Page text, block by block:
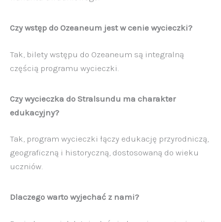
Czy wstęp do Ozeaneum jest w cenie wycieczki?
Tak, bilety wstępu do Ozeaneum są integralną
częścią programu wycieczki.
Czy wycieczka do Stralsundu ma charakter
edukacyjny?
Tak, program wycieczki łączy edukację przyrodniczą,
geograficzną i historyczną, dostosowaną do wieku
uczniów.
Dlaczego warto wyjechać z nami?